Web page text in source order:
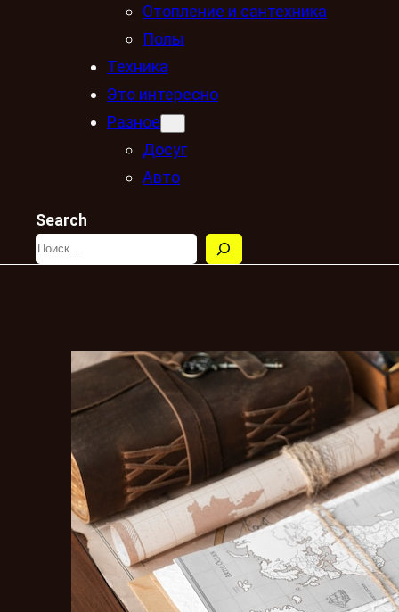
Отопление и сантехника
Полы
Техника
Это интересно
Разное
Досуг
Авто
Search